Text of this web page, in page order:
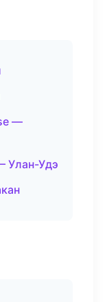
—
Улан-Удэ